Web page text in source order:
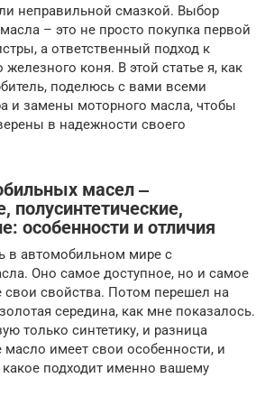
неправильной смазкой. Выбор
– это не просто покупка первой
а ответственный подход к
коня. В этой статье я, как
поделюсь с вами всеми
и замены моторного масла, чтобы
в надежности своего
масел ‒
полусинтетические,
особенности и отличия
в автомобильном мире с
Оно самое доступное, но и самое
свои свойства. Потом перешел на
середина, как мне показалось.
только синтетику, и разница
имеет свои особенности, и
подходит именно вашему